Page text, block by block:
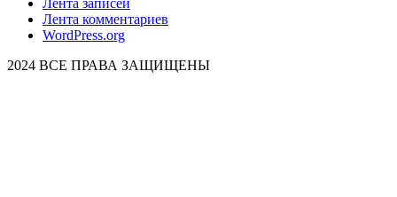
Лента комментариев
WordPress.org
2024 ВСЕ ПРАВА ЗАЩИЩЕНЫ